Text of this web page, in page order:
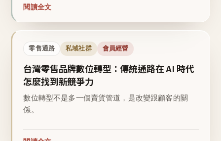
閱讀全文
零售通路 私域社群 會員經營
台灣零售品牌數位轉型：傳統通路在 AI 時代
怎麼找到新競爭力
數位轉型不是多一個賣貨管道，是改變跟顧客的關
係。